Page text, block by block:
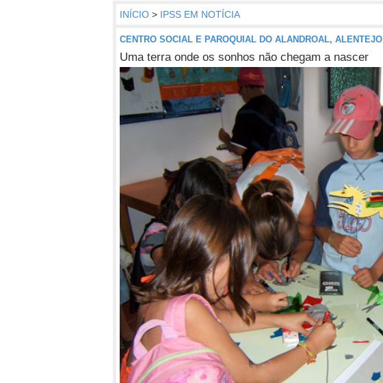
INÍCIO > IPSS EM NOTÍCIA
CENTRO SOCIAL E PAROQUIAL DO ALANDROAL, ALENTEJO
Uma terra onde os sonhos não chegam a nascer